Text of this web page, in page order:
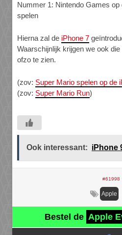
Nummer 1: Nintendo Games op
spelen
Hierna zal de iPhone 7
Waarschijnlijk krijgen we ook die
ofzo te zien.
(zov: Super Mario spelen op de
(zov: Super Mario Run)
Ook interessant: iPhone
#61998
Apple
Bestel de Apple